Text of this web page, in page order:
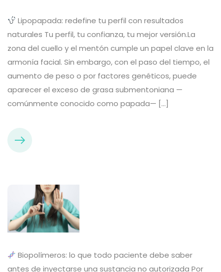
Lipopapada: redefine tu perfil con resultados
naturales Tu perfil, tu confianza, tu mejor versión.La
zona del cuello y el mentón cumple un papel clave en la
armonía facial. Sin embargo, con el paso del tiempo, el
aumento de peso o por factores genéticos, puede
aparecer el exceso de grasa submentoniana —
comúnmente conocido como papada— […]
Biopolímeros: lo que todo paciente debe saber
antes de inyectarse una sustancia no autorizada Por